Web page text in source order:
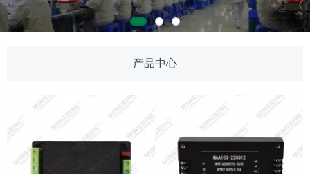
产品中心